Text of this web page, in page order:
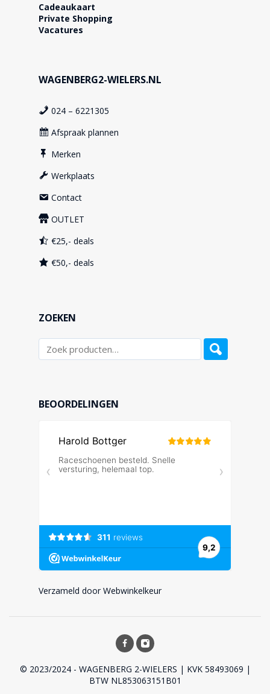
Cadeaukaart
Private Shopping
Vacatures
WAGENBERG2-WIELERS.NL
024 – 6221305
Afspraak plannen
Merken
Werkplaats
Contact
OUTLET
€25,- deals
€50,- deals
ZOEKEN
BEOORDELINGEN
Verzameld door Webwinkelkeur
© 2023/2024 - WAGENBERG 2-WIELERS | KVK 58493069 |
BTW NL853063151B01